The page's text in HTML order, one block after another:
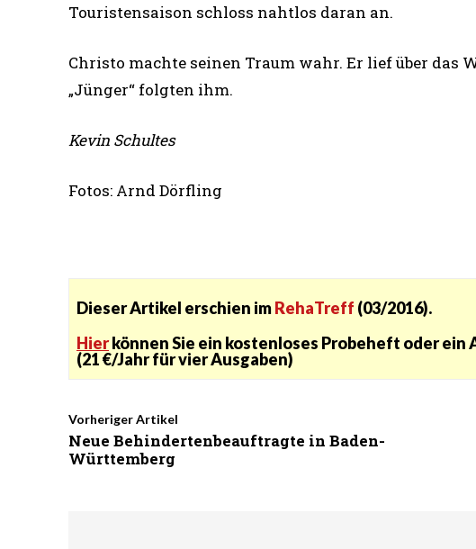
Touristensaison schloss nahtlos daran an.
Christo machte seinen Traum wahr. Er lief über das
„Jünger“ folgten ihm.
Kevin Schultes
Fotos: Arnd Dörfling
Dieser Artikel erschien imRehaTreff (03/2016).
Hierkönnen Sie ein kostenloses Probeheft oder ein
(21 €/Jahr für vier Ausgaben)
Vorheriger Artikel
Neue Behindertenbeauftragte in Baden-
Württemberg